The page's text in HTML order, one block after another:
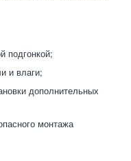
подгонкой;
и влаги;
дополнительных
монтажа